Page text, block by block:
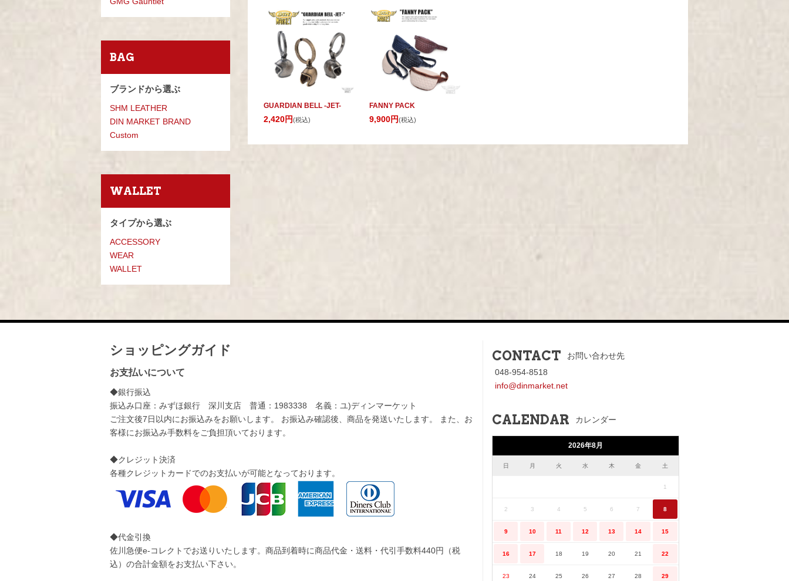
BAG
ブランドから選ぶ
SHM LEATHER
DIN MARKET BRAND
Custom
WALLET
タイプから選ぶ
ACCESSORY
WEAR
WALLET
GUARDIAN BELL -JET-
2,420円(税込)
FANNY PACK
9,900円(税込)
ショッピングガイド
お支払いについて
◆銀行振込
振込み口座：みずほ銀行 深川支店 普通：1983338 名義：ユ)ディンマーケット
ご注文後7日以内にお振込みをお願いします。 お振込み確認後、商品を発送いたします。 また、お
客様にお振込み手数料をご負担頂いております。
◆クレジット決済
各種クレジットカードでのお支払いが可能となっております。
◆代金引換
佐川急便e-コレクトでお送りいたします。商品到着時に商品代金・送料・代引手数料440円（税
込）の合計金額をお支払い下さい。
CONTACT
お問い合わせ先
048-954-8518
info@dinmarket.net
CALENDAR カレンダー
2026年8月
日 月 火 水 木 金 土
1
2 3 4 5 6 7 8
9 10 11 12 13 14 15
16 17 18 19 20 21 22
23 24 25 26 27 28 29